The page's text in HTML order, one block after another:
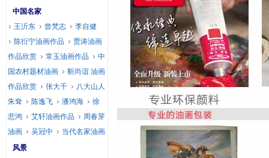
中国名家
王沂东
曾梵志
李自健
陈衍宁油画作品
贾涛油画
作品欣赏
常玉油画作品
中
国农村题材油画
靳尚谊 油画
作品欣赏
张大千
八大山人
朱耷
陈逸飞 潘鸿海
徐
悲鸿
艾轩油画作品
周春芽
油画
吴冠中
当代名家油画
风景